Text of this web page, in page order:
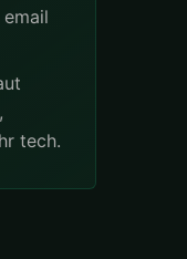
tech.